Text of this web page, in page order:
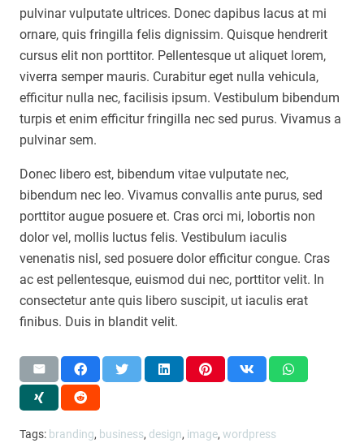
pulvinar vulputate ultrices. Donec dapibus lacus at mi
ornare, quis fringilla felis dignissim. Quisque hendrerit
cursus elit non porttitor. Pellentesque ut aliquet lorem,
viverra semper mauris. Curabitur eget nulla vehicula,
efficitur nulla nec, facilisis ipsum. Vestibulum bibendum
turpis et enim efficitur fringilla nec sed purus. Vivamus a
pulvinar sem.
Donec libero est, bibendum vitae vulputate nec,
bibendum nec leo. Vivamus convallis ante purus, sed
porttitor augue posuere et. Cras orci mi, lobortis non
dolor vel, mollis luctus felis. Vestibulum iaculis
venenatis nisl, sed posuere dolor efficitur congue. Cras
ac est pellentesque, euismod dui nec, porttitor velit. In
consectetur ante quis libero suscipit, ut iaculis erat
finibus. Duis in blandit velit.
Tags: branding, business, design, image, wordpress